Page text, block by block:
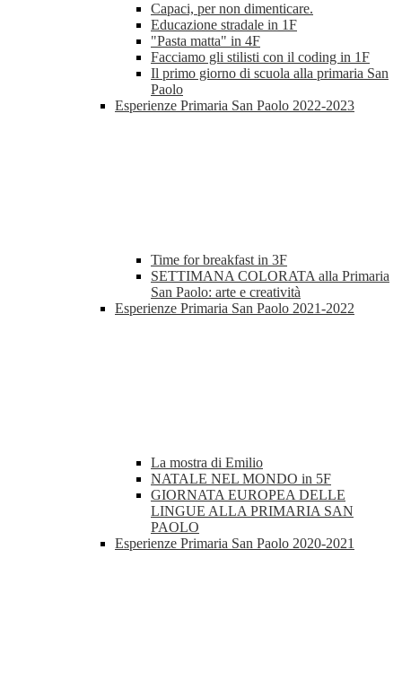
Capaci, per non dimenticare.
Educazione stradale in 1F
"Pasta matta" in 4F
Facciamo gli stilisti con il coding in 1F
Il primo giorno di scuola alla primaria San
Paolo
Esperienze Primaria San Paolo 2022-2023
Time for breakfast in 3F
SETTIMANA COLORATA alla Primaria
San Paolo: arte e creatività
Esperienze Primaria San Paolo 2021-2022
La mostra di Emilio
NATALE NEL MONDO in 5F
GIORNATA EUROPEA DELLE
LINGUE ALLA PRIMARIA SAN
PAOLO
Esperienze Primaria San Paolo 2020-2021